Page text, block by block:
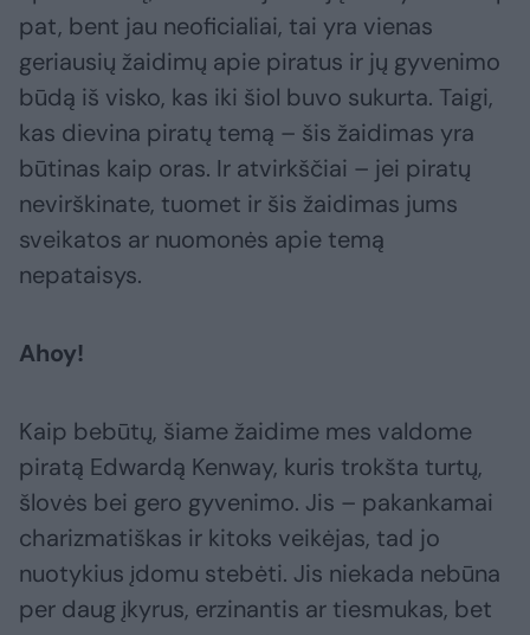
pat, bent jau neoficialiai, tai yra vienas
geriausių žaidimų apie piratus ir jų gyvenimo
būdą iš visko, kas iki šiol buvo sukurta. Taigi,
kas dievina piratų temą – šis žaidimas yra
būtinas kaip oras. Ir atvirkščiai – jei piratų
nevirškinate, tuomet ir šis žaidimas jums
sveikatos ar nuomonės apie temą
nepataisys.
Ahoy!
Kaip bebūtų, šiame žaidime mes valdome
piratą Edwardą Kenway, kuris trokšta turtų,
šlovės bei gero gyvenimo. Jis – pakankamai
charizmatiškas ir kitoks veikėjas, tad jo
nuotykius įdomu stebėti. Jis niekada nebūna
per daug įkyrus, erzinantis ar tiesmukas, bet